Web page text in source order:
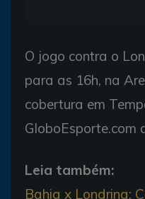
O jogo contra o
para as 16h, na
cobertura em
GloboEsporte.com
Leia também:
Bahia x Londrina: